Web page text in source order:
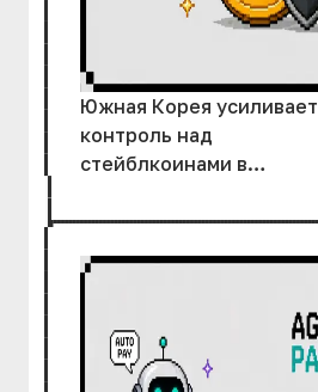
Южная Корея усиливает
контроль над
стейблкоинами в
закона о криптовалютах